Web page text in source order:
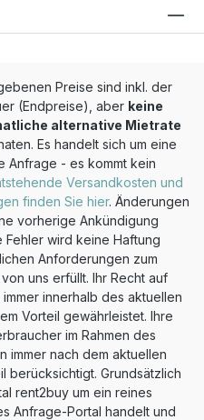
Preise sind inkl. der
(Endpreise), aber keine
alternative Mietrate
Es handelt sich um eine
Anfrage - es kommt kein
Versandkosten und
finden Sie hier. Änderungen
vorherige Ankündigung
Fehler wird keine Haftung
Anforderungen zum
uns erfüllt. Ihr Recht auf
innerhalb des aktuellen
Vorteil gewährleistet. Ihre
im Rahmen des
immer nach dem aktuellen
berücksichtigt. Grundsätzlich
rent2buy um ein reines
Anfrage-Portal handelt und